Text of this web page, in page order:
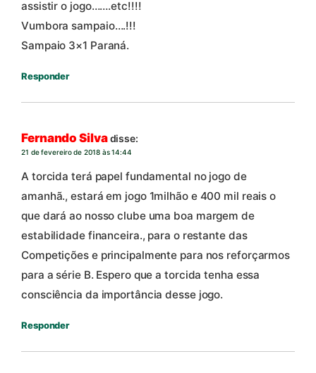
assistir o jogo…….etc!!!!
Vumbora sampaio….!!!
Sampaio 3×1 Paraná.
Responder
Fernando Silvadisse:
21 de fevereiro de 2018 às 14:44
A torcida terá papel fundamental no jogo de
amanhã., estará em jogo 1milhão e 400 mil reais o
que dará ao nosso clube uma boa margem de
estabilidade financeira., para o restante das
Competições e principalmente para nos reforçarmos
para a série B. Espero que a torcida tenha essa
consciência da importância desse jogo.
Responder